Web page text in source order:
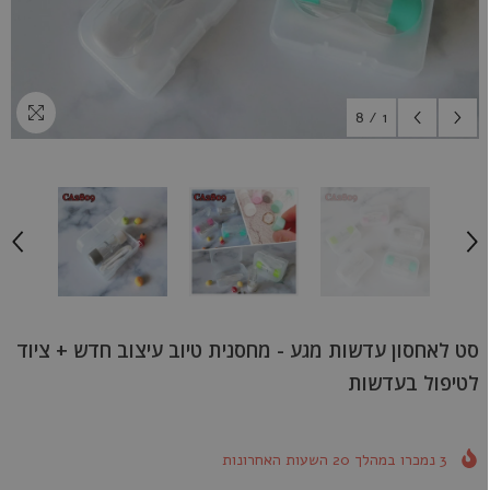
1
/
8
סט לאחסון עדשות מגע - מחסנית טיוב עיצוב חדש + ציוד
לטיפול בעדשות
3נמכרו במהלך 20השעות האחרונות